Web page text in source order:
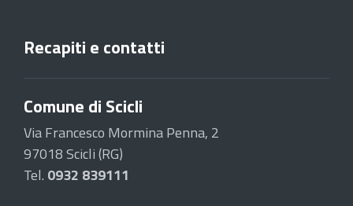
Recapiti e contatti
Comune di Scicli
Via Francesco Mormina Penna, 2
97018 Scicli (RG)
Tel. 0932 839111